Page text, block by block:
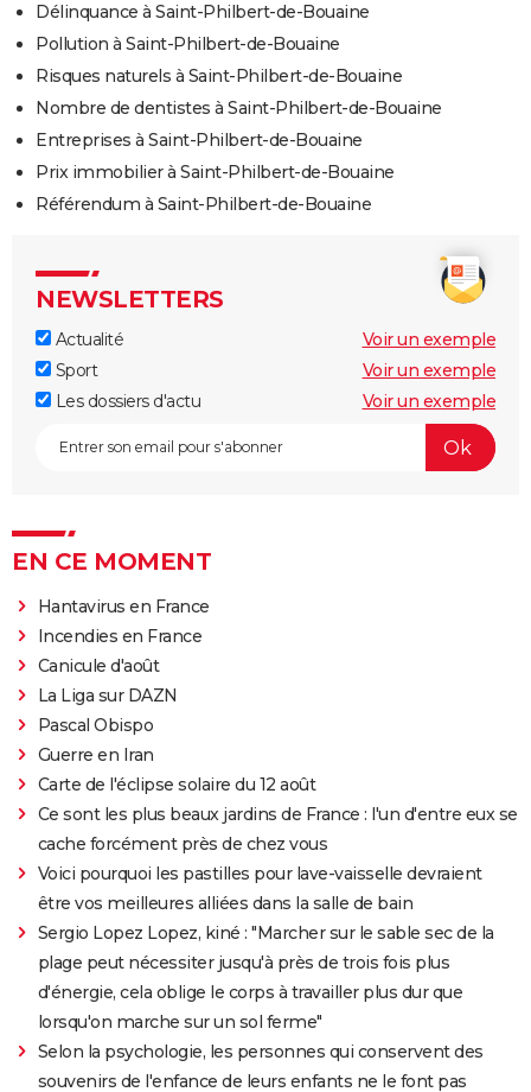
Délinquance à Saint-Philbert-de-Bouaine
Pollution à Saint-Philbert-de-Bouaine
Risques naturels à Saint-Philbert-de-Bouaine
Nombre de dentistes à Saint-Philbert-de-Bouaine
Entreprises à Saint-Philbert-de-Bouaine
Prix immobilier à Saint-Philbert-de-Bouaine
Référendum à Saint-Philbert-de-Bouaine
NEWSLETTERS
Actualité
Voir un exemple
Sport
Voir un exemple
Les dossiers d'actu
Voir un exemple
EN CE MOMENT
Hantavirus en France
Incendies en France
Canicule d'août
La Liga sur DAZN
Pascal Obispo
Guerre en Iran
Carte de l'éclipse solaire du 12 août
Ce sont les plus beaux jardins de France : l'un d'entre eux se
cache forcément près de chez vous
Voici pourquoi les pastilles pour lave-vaisselle devraient
être vos meilleures alliées dans la salle de bain
Sergio Lopez Lopez, kiné : "Marcher sur le sable sec de la
plage peut nécessiter jusqu'à près de trois fois plus
d'énergie, cela oblige le corps à travailler plus dur que
lorsqu'on marche sur un sol ferme"
Selon la psychologie, les personnes qui conservent des
souvenirs de l'enfance de leurs enfants ne le font pas